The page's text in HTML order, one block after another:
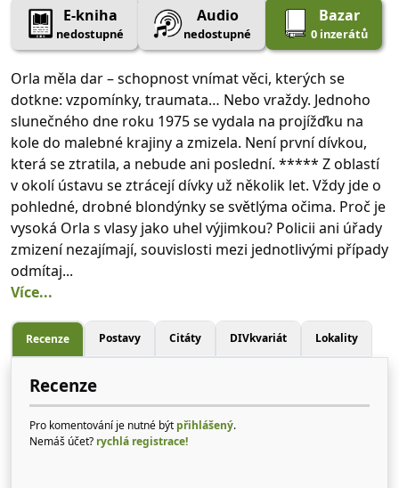
E-kniha
nedostupné
Audio
nedostupné
Bazar
0 inzerátů
Orla měla dar – schopnost vnímat věci, kterých se
dotkne: vzpomínky, traumata… Nebo vraždy. Jednoho
slunečného dne roku 1975 se vydala na projížďku na
kole do malebné krajiny a zmizela. Není první dívkou,
která se ztratila, a nebude ani poslední. ***** Z oblastí
v okolí ústavu se ztrácejí dívky už několik let. Vždy jde o
pohledné, drobné blondýnky se světlýma očima. Proč je
vysoká Orla s vlasy jako uhel výjimkou? Policii ani úřady
zmizení nezajímají, souvislosti mezi jednotlivými případy
odmítaj...
Více...
Recenze Postavy Citáty DIVkvariát Lokality
Recenze
Pro komentování je nutné být přihlášený.
Nemáš účet? rychlá registrace!